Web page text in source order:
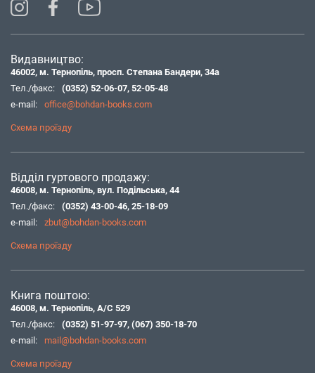
Видавництво:
46002, м. Тернопіль, просп. Степана Бандери, 34а
Тел./факс:
(0352) 52-06-07, 52-05-48
e-mail:
office@bohdan-books.com
Схема проїзду
Відділ гуртового продажу:
46008, м. Тернопіль, вул. Подільська, 44
Тел./факс:
(0352) 43-00-46, 25-18-09
e-mail:
zbut@bohdan-books.com
Схема проїзду
Книга поштою:
46008, м. Тернопіль, А/С 529
Тел./факс:
(0352) 51-97-97, (067) 350-18-70
e-mail:
mail@bohdan-books.com
Схема проїзду